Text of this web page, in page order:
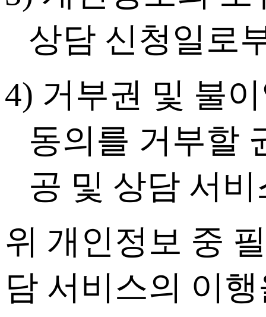
상담 신청일로
4) 거부권 및 불
동의를 거부할
공 및 상담 서
위 개인정보 중
담 서비스의 이